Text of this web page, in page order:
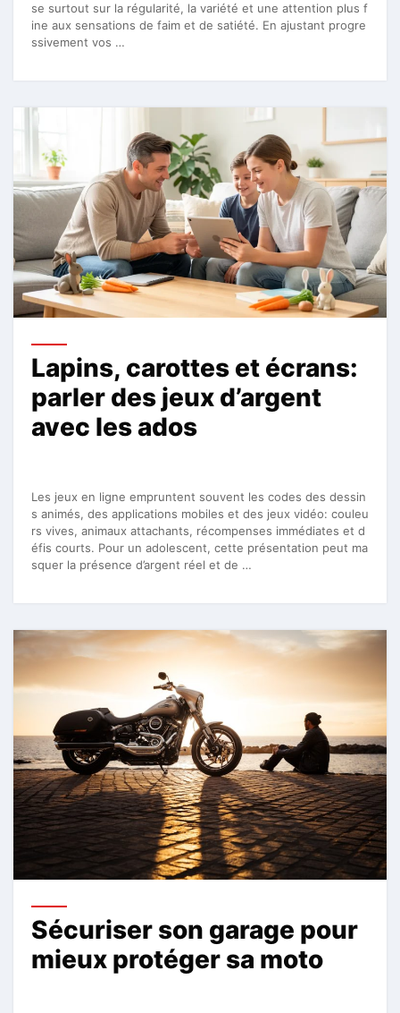
se surtout sur la régularité, la variété et une attention plus f
ine aux sensations de faim et de satiété. En ajustant progre
ssivement vos …
Lapins, carottes et écrans:
parler des jeux d’argent
avec les ados
Les jeux en ligne empruntent souvent les codes des dessin
s animés, des applications mobiles et des jeux vidéo: couleu
rs vives, animaux attachants, récompenses immédiates et d
éfis courts. Pour un adolescent, cette présentation peut ma
squer la présence d’argent réel et de …
Sécuriser son garage pour
mieux protéger sa moto